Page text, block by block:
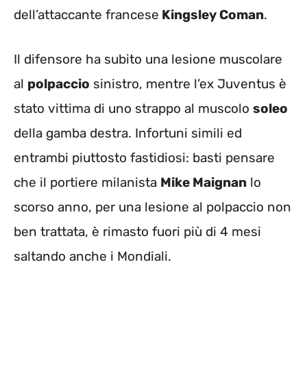
dell’attaccante francese Kingsley Coman.
Il difensore ha subito una lesione muscolare
al polpaccio sinistro, mentre l’ex Juventus è
stato vittima di uno strappo al muscolo soleo
della gamba destra. Infortuni simili ed
entrambi piuttosto fastidiosi: basti pensare
che il portiere milanista Mike Maignan lo
scorso anno, per una lesione al polpaccio non
ben trattata, è rimasto fuori più di 4 mesi
saltando anche i Mondiali.